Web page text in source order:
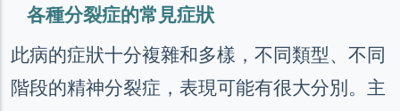
各種分裂症的常見症狀
此病的症狀十分複雜和多樣，不同類型、不同
階段的精神分裂症，表現可能有很大分別。主